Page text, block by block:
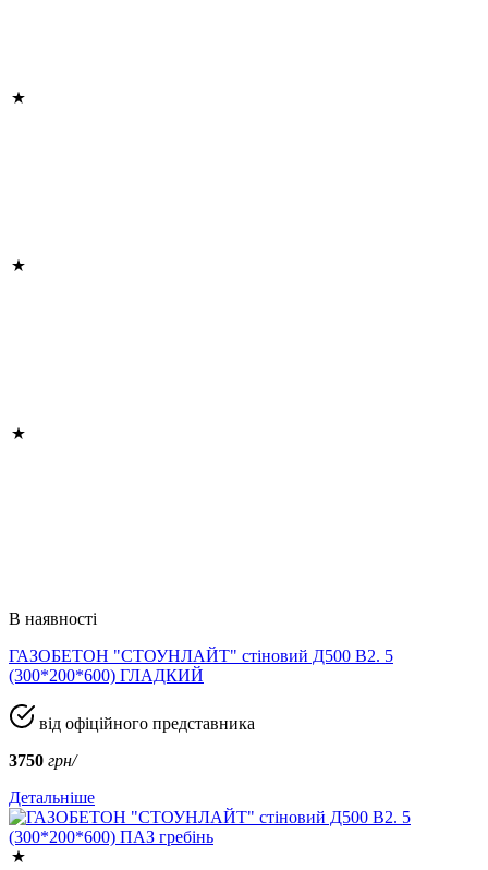
В наявності
ГАЗОБЕТОН "СТОУНЛАЙТ" стіновий Д500 В2. 5
(300*200*600) ГЛАДКИЙ
від офіційного представника
3750 грн/
Детальніше